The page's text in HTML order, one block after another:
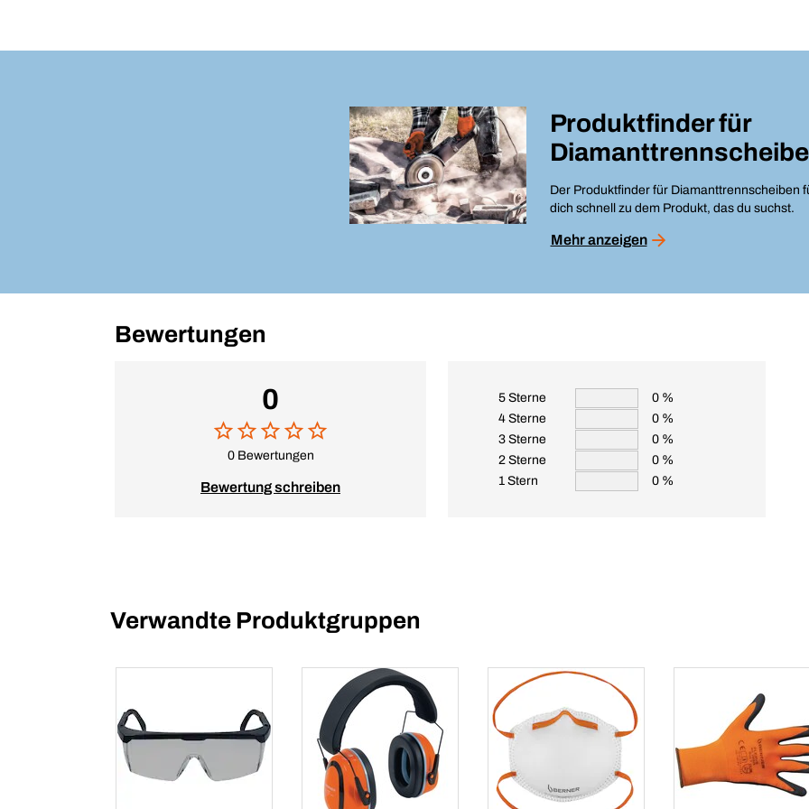
Produktfinder für
Der Produktfinder für Diamanttrennscheiben
dich schnell zu dem Produkt, das du suchst.
Mehr anzeigen
Bewertungen
0
0 Bewertungen
Bewertung schreiben
5 Sterne
0 %
4 Sterne
0 %
3 Sterne
0 %
2 Sterne
0 %
1 Stern
0 %
Verwandte Produktgruppen